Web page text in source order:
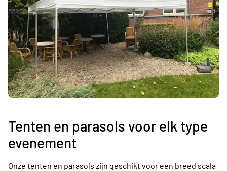
Tenten en parasols voor elk type
evenement
Onze tenten en parasols zijn geschikt voor een breed scala